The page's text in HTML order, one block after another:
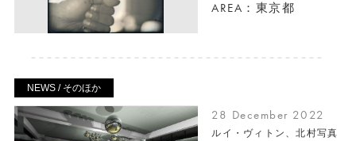
AREA：東京都
NEWS / そのほか
28 December 2022
ルイ・ヴィトン、北村写真